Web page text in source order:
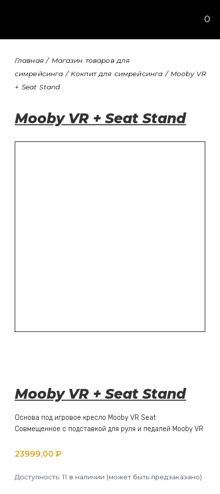
0
Главная/ Магазин товаров для
симрейсинга / Кокпит для симрейсинга / Mooby VR
+ Seat Stand
Mooby VR + Seat Stand
Mooby VR + Seat Stand
Основа под игровое кресло Mooby VR Seat
Совмещенное с подставкой для руля и педалей Mooby VR
23999,00 ₽
Доступность: 11 в наличии (может быть предзаказано)